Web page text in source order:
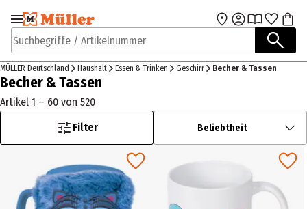
Zur Navigation
springen
Zum Hauptinhalt
Suchbegriffe / Artikelnummer
MÜLLER Deutschland Haushalt Essen & Trinken Geschirr Becher & Tassen
Becher & Tassen
Artikel 1 – 60 von 520
Filter
Beliebtheit